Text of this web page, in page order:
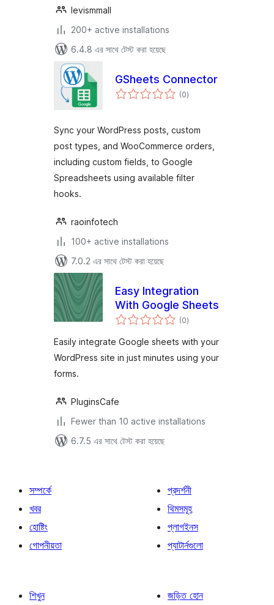
levismmall
200+ active installations
6.4.8 এর সাথে টেস্ট করা হয়েছে
GSheets Connector
(0total
ratings
)
Sync your WordPress posts, custom
post types, and WooCommerce orders,
including custom fields, to Google
Spreadsheets using available filter
hooks.
raoinfotech
100+ active installations
7.0.2 এর সাথে টেস্ট করা হয়েছে
Easy Integration
With Google Sheets
(0total
ratings
)
Easily integrate Google sheets with your
WordPress site in just minutes using your
forms.
PluginsCafe
Fewer than 10 active installations
6.7.5 এর সাথে টেস্ট করা হয়েছে
সম্পর্কে
খবর
হোষ্টিং
গোপনীয়তা
প্রদর্শনী
থিমসমূহ
প্লাগইনস
প্যাটার্নগুলো
শিখুন
জড়িত হোন